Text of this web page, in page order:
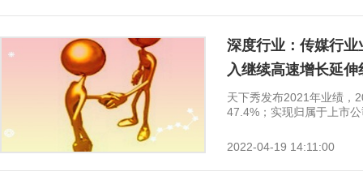
深度行业：传媒行业
入继续高速增长延伸
天下秀发布2021年业绩，
47.4%；实现归属于上市
2022-04-19 14:11:00